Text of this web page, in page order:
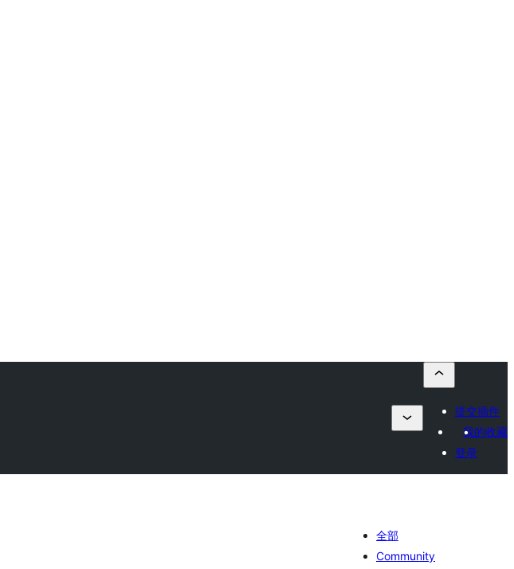
提交插件
我的收藏
登录
全部
Community